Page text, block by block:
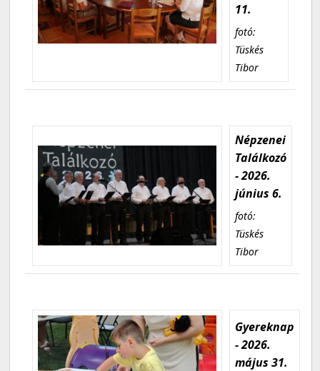
11.
fotó:
Tüskés
Tibor
Népzenei
Találkozó
- 2026.
június 6.
fotó:
Tüskés
Tibor
Gyereknap
- 2026.
május 31.